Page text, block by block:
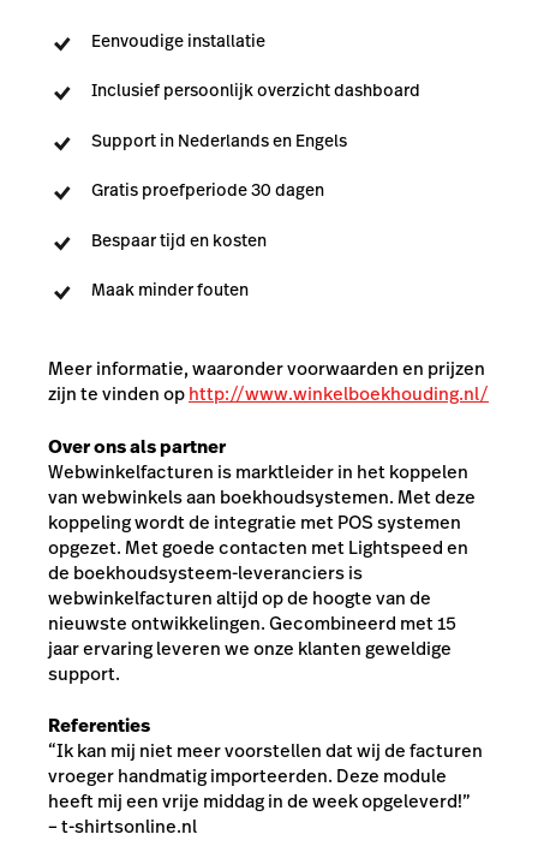
Eenvoudige installatie
Inclusief persoonlijk overzicht dashboard
Support in Nederlands en Engels
Gratis proefperiode 30 dagen
Bespaar tijd en kosten
Maak minder fouten
Meer informatie, waaronder voorwaarden en prijzen
zijn te vinden ophttp://www.winkelboekhouding.nl/
Over ons als partner
Webwinkelfacturen is marktleider in het koppelen
van webwinkels aan boekhoudsystemen. Met deze
koppeling wordt de integratie met POS systemen
opgezet. Met goede contacten met Lightspeed en
de boekhoudsysteem-leveranciers is
webwinkelfacturen altijd op de hoogte van de
nieuwste ontwikkelingen. Gecombineerd met 15
jaar ervaring leveren we onze klanten geweldige
support.
Referenties
“Ik kan mij niet meer voorstellen dat wij de facturen
vroeger handmatig importeerden. Deze module
heeft mij een vrije middag in de week opgeleverd!”
– t-shirtsonline.nl